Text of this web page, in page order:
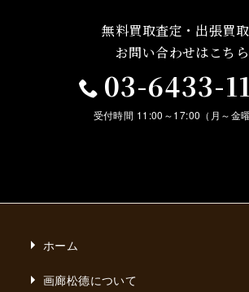
無料買取査定・出張買
お問い合わせはこちら
03-6433-
受付時間 11:00～17:00（月～金曜
ホーム
画廊松德について